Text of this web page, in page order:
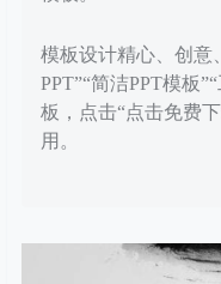
模板设计精心、创意
PPT”“简洁PPT模板
板，点击“点击免费
用。